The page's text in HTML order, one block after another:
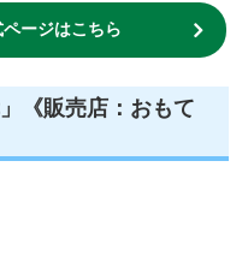
ページはこちら
《販売店：おもて